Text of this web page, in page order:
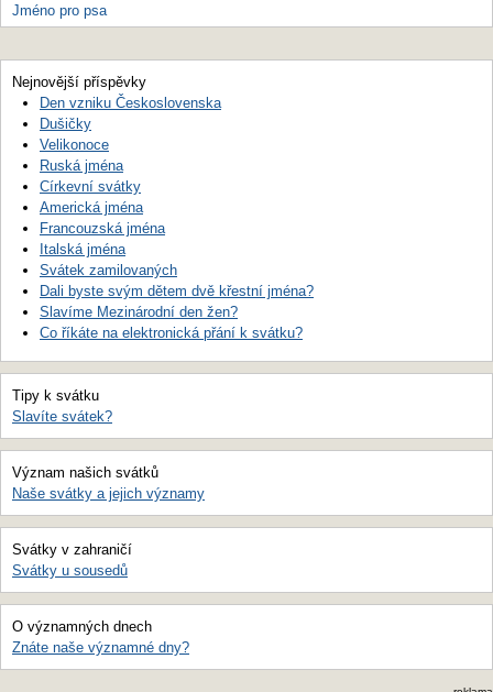
Jméno pro psa
Nejnovější příspěvky
Den vzniku Československa
Dušičky
Velikonoce
Ruská jména
Církevní svátky
Americká jména
Francouzská jména
Italská jména
Svátek zamilovaných
Dali byste svým dětem dvě křestní jména?
Slavíme Mezinárodní den žen?
Co říkáte na elektronická přání k svátku?
Tipy k svátku
Slavíte svátek?
Význam našich svátků
Naše svátky a jejich významy
Svátky v zahraničí
Svátky u sousedů
O významných dnech
Znáte naše významné dny?